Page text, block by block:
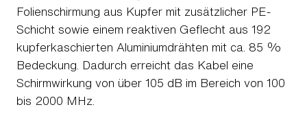
Folienschirmung aus Kupfer mit zusätzlicher PE-
Schicht sowie einem reaktiven Geflecht aus 192
kupferkaschierten Aluminiumdrähten mit ca. 85 %
Bedeckung. Dadurch erreicht das Kabel eine
Schirmwirkung von über 105 dB im Bereich von 100
bis 2000 MHz.